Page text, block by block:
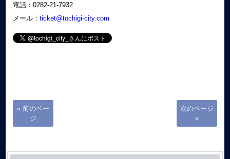
電話：0282-21-7932
メール： ticket@tochigi-city.com
« 前のペー
ジ
次のページ
»